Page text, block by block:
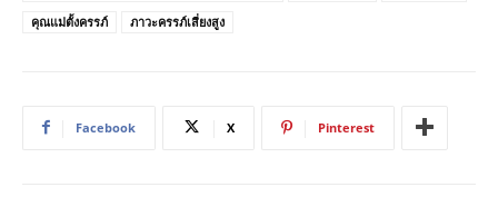
คุณแม่ตั้งครรภ์
ภาวะครรภ์เสี่ยงสูง
Facebook X Pinterest